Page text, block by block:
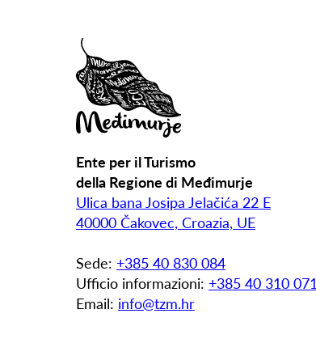
Ente per il Turismo
della Regione di Međimurje
Ulica bana Josipa Jelačića 22 E
40000 Čakovec, Croazia, UE
Sede: +385 40 830 084
Ufficio informazioni: +385 40 310 071
Email: info@tzm.hr